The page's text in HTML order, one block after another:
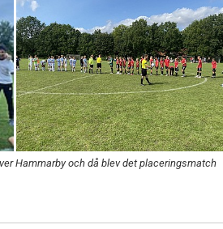
Hammarby och då blev det placeringsmatch